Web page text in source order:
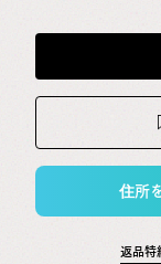
住所
返品特